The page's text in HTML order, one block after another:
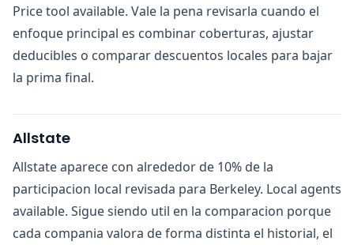
Price tool available. Vale la pena revisarla cuando el
enfoque principal es combinar coberturas, ajustar
deducibles o comparar descuentos locales para bajar
la prima final.
Allstate
Allstate aparece con alrededor de 10% de la
participacion local revisada para Berkeley. Local agents
available. Sigue siendo util en la comparacion porque
cada compania valora de forma distinta el historial, el